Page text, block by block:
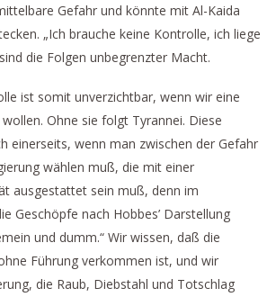
Gefahr und könnte mit Al-Kaida
„Ich brauche keine Kontrolle, ich liege
die Folgen unbegrenzter Macht.
ist somit unverzichtbar, wenn wir eine
Ohne sie folgt Tyrannei. Diese
einerseits, wenn man zwischen der Gefahr
wählen muß, die mit einer
ausgestattet sein muß, denn im
Geschöpfe nach Hobbes’ Darstellung
und dumm.“ Wir wissen, daß die
Führung verkommen ist, und wir
die Raub, Diebstahl und Totschlag